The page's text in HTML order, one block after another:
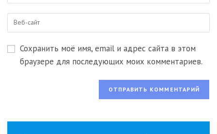
имя
пользователя,
чтобы
прокомментировать
адрес,
чтобы
Введите
веб-
сайта
Сохранить моё имя, email и адрес сайта в этом
браузере для последующих моих комментариев.